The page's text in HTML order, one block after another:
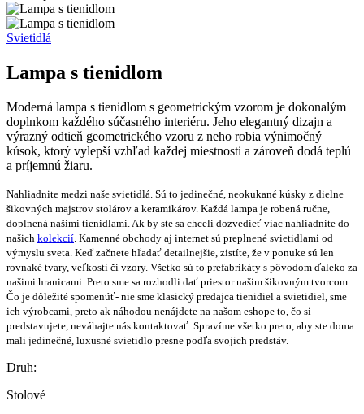
Svietidlá
Lampa s tienidlom
Moderná lampa s tienidlom s geometrickým vzorom je dokonalým
doplnkom každého súčasného interiéru. Jeho elegantný dizajn a
výrazný odtieň geometrického vzoru z neho robia výnimočný
kúsok, ktorý vylepší vzhľad každej miestnosti a zároveň dodá teplú
a príjemnú žiaru.
Nahliadnite medzi naše svietidlá. Sú to jedinečné, neokukané kúsky z dielne
šikovných majstrov stolárov a keramikárov. Každá lampa je robená ručne,
doplnená našimi tienidlami. Ak by ste sa chceli dozvedieť viac nahliadnite do
našich kolekcií . Kamenné obchody aj internet sú preplnené svietidlami od
výmyslu sveta. Keď začnete hľadať detailnejšie, zistíte, že v ponuke sú len
rovnaké tvary, veľkosti či vzory. Všetko sú to prefabrikáty s pôvodom ďaleko za
našimi hranicami. Preto sme sa rozhodli dať priestor našim šikovným tvorcom.
Čo je dôležité spomenúť- nie sme klasický predajca tienidiel a svietidiel, sme
ich výrobcami, preto ak náhodou nenájdete na našom eshope to, čo si
predstavujete, neváhajte nás kontaktovať. Spravíme všetko preto, aby ste doma
mali jedinečné, luxusné svietidlo presne podľa svojich predstáv.
Druh:
Stolové